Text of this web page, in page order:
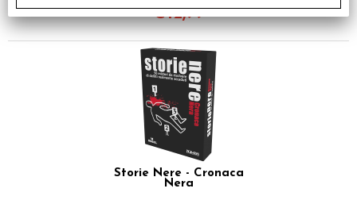
€12,99
Storie Nere - Cronaca
Nera